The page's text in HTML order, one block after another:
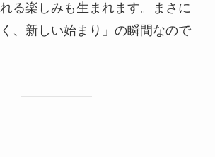
る楽しみも生まれます。まさに
く、新しい始まり」の瞬間なので